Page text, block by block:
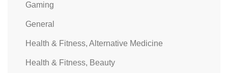
Gaming
General
Health & Fitness, Alternative Medicine
Health & Fitness, Beauty